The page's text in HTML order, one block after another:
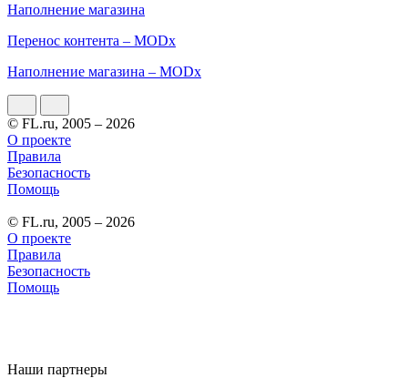
Наполнение магазина
Перенос контента – MODx
Наполнение магазина – MODx
© FL.ru, 2005 – 2026
О проекте
Правила
Безопасность
Помощь
© FL.ru, 2005 – 2026
О проекте
Правила
Безопасность
Помощь
Наши партнеры